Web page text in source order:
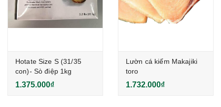
Hotate Size S (31/35
con)- Sò điệp 1kg
1.375.000₫
Lườn cá kiếm Makajiki
toro
1.732.000₫